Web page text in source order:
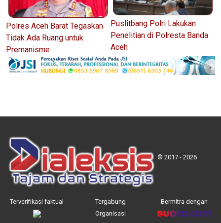
Polres Aceh Barat Tegaskan
Tidak Ada Ruang untuk
Premanisme
Puslitbang Polri Lakukan
Penelitian di Polresta Banda
Aceh
© 2017 - 2026
Terverifikasi faktual
Tergabung
Organisasi
Bermitra dengan